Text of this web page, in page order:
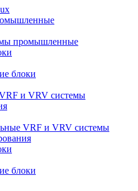
промышленные
блоки
и VRV системы
VRF и VRV системы
блоки